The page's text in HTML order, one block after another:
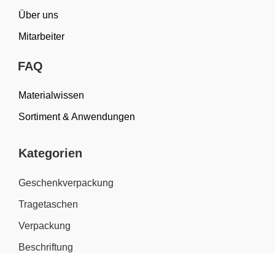
Über uns
Mitarbeiter
FAQ
Materialwissen
Sortiment & Anwendungen
Kategorien
Geschenkverpackung
Tragetaschen
Verpackung
Beschriftung